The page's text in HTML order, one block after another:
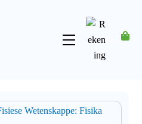
Menu
Rekening